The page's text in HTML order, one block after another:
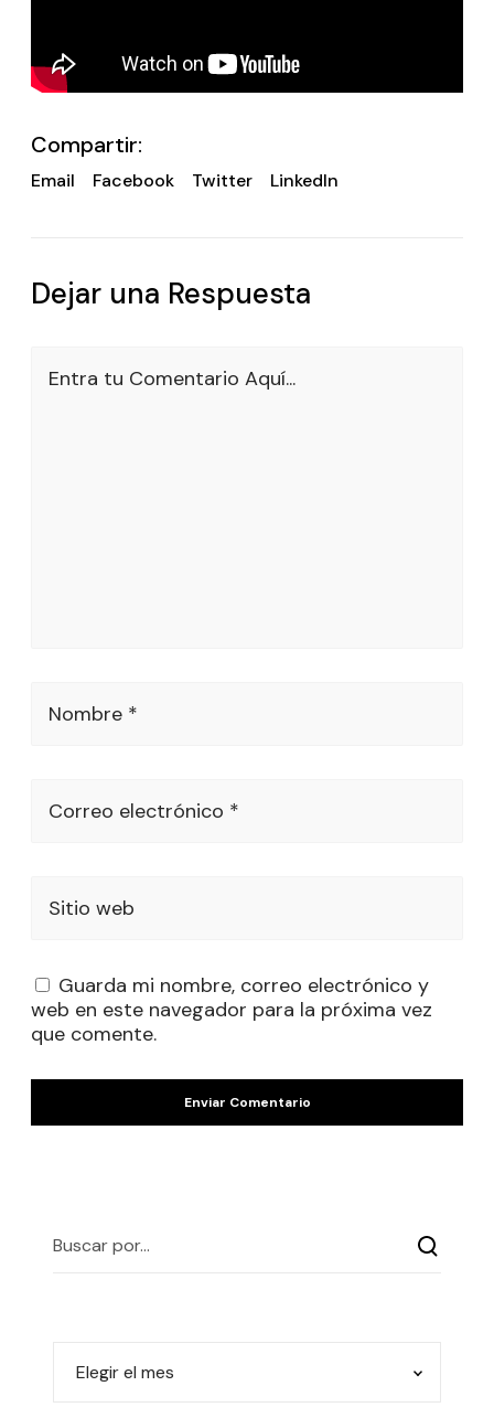
Compartir:
Email Facebook Twitter LinkedIn
Dejar una Respuesta
Entra tu Comentario Aquí...
Nombre *
Correo electrónico *
Sitio web
Guarda mi nombre, correo electrónico y
web en este navegador para la próxima vez
que comente.